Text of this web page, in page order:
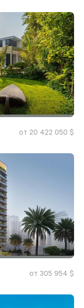
от 20 422 050 $
от 305 954 $